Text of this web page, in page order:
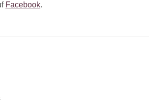
Facebook.